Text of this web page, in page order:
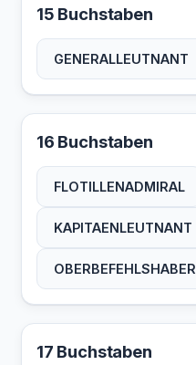
15 Buchstaben
GENERALLEUTNANT
16 Buchstaben
FLOTILLENADMIRAL
KAPITAENLEUTNANT
OBERBEFEHLSHABER
17 Buchstaben